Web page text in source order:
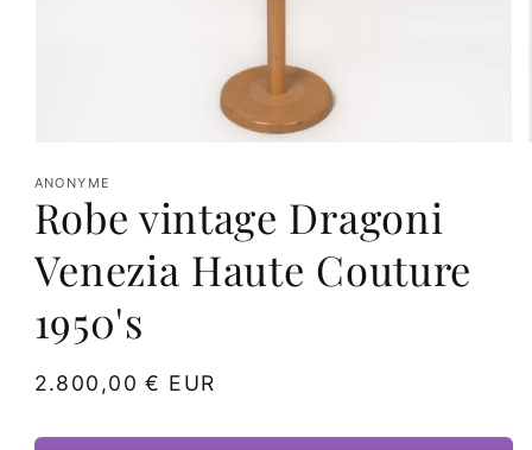
le
média
1
dans
fenêtre
ANONYME
Robe vintage Dragoni
Venezia Haute Couture
1950's
Prix
2.800,00 € EUR